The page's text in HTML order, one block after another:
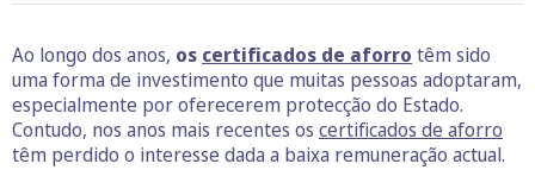
Ao longo dos anos, os certificados de aforro têm sido
uma forma de investimento que muitas pessoas adoptaram,
especialmente por oferecerem protecção do Estado.
Contudo, nos anos mais recentes os certificados de aforro
têm perdido o interesse dada a baixa remuneração actual.